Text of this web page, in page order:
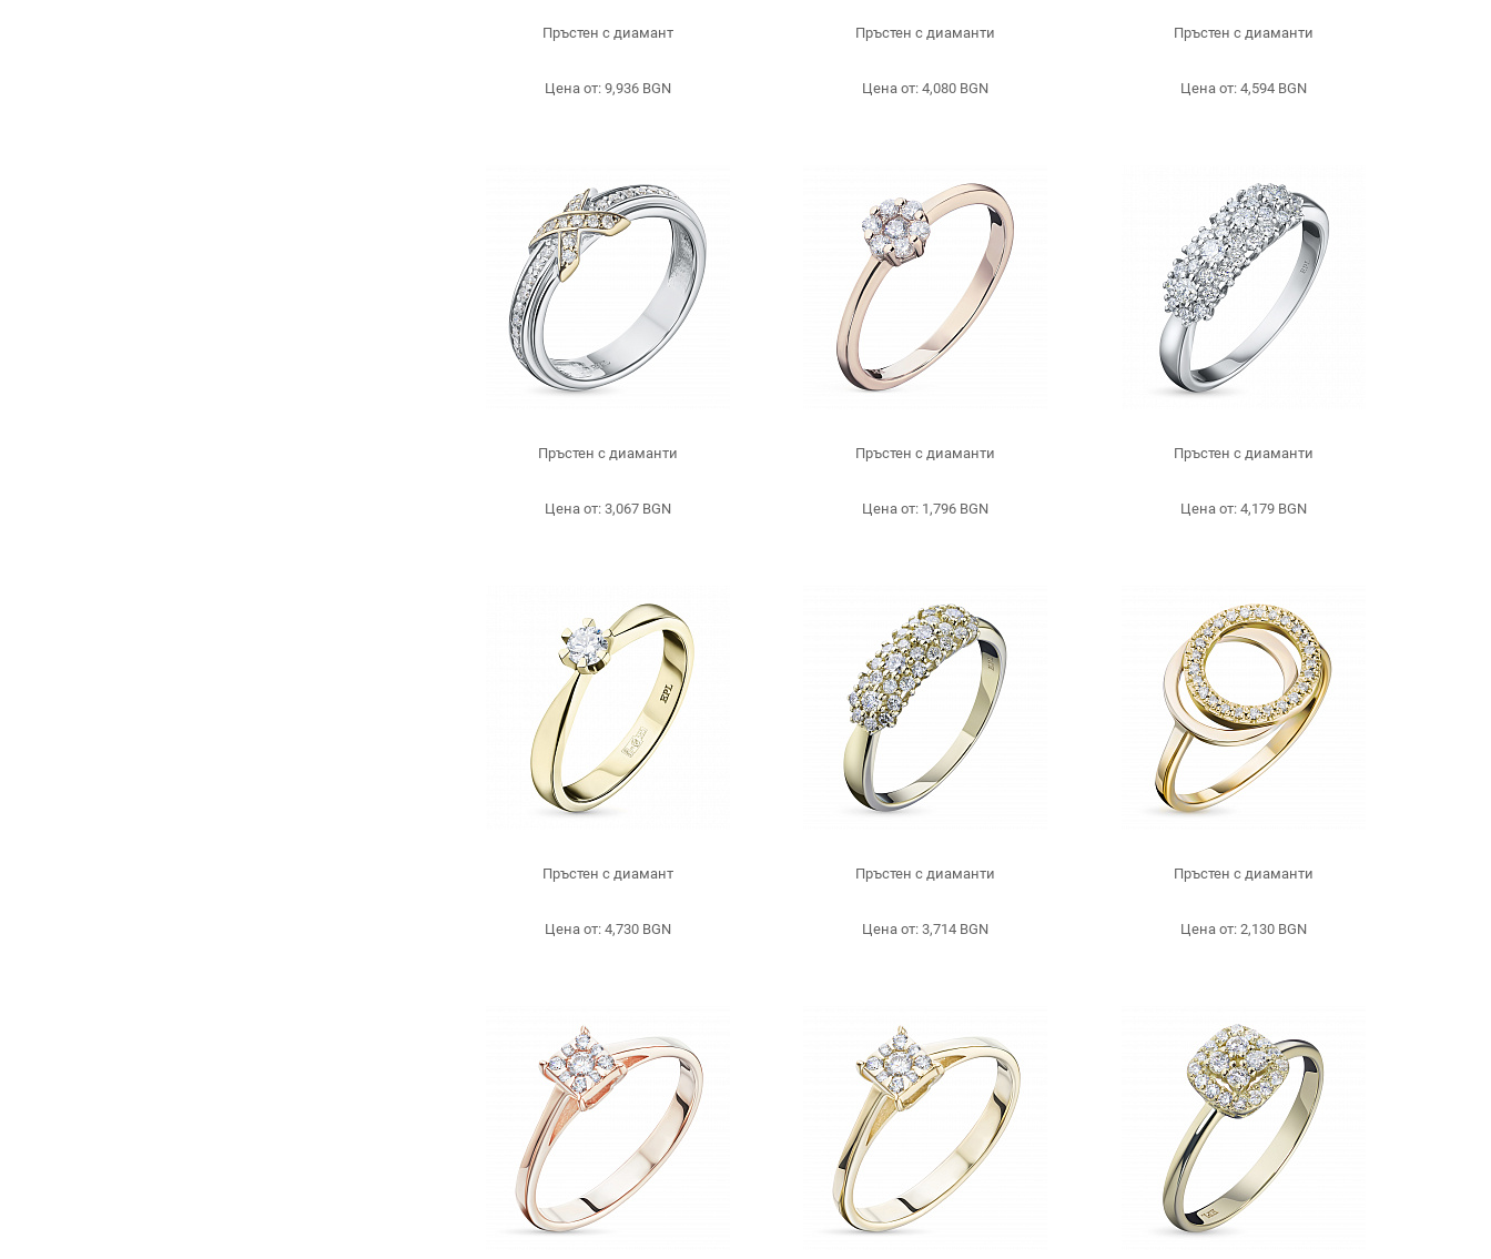
Пръстен с диамант
Цена от: 9,936 BGN
Пръстен с диаманти
Цена от: 4,080 BGN
Пръстен с диаманти
Цена от: 4,594 BGN
Пръстен с диаманти
Цена от: 3,067 BGN
Пръстен с диаманти
Цена от: 1,796 BGN
Пръстен с диаманти
Цена от: 4,179 BGN
Пръстен с диамант
Цена от: 4,730 BGN
Пръстен с диаманти
Цена от: 3,714 BGN
Пръстен с диаманти
Цена от: 2,130 BGN